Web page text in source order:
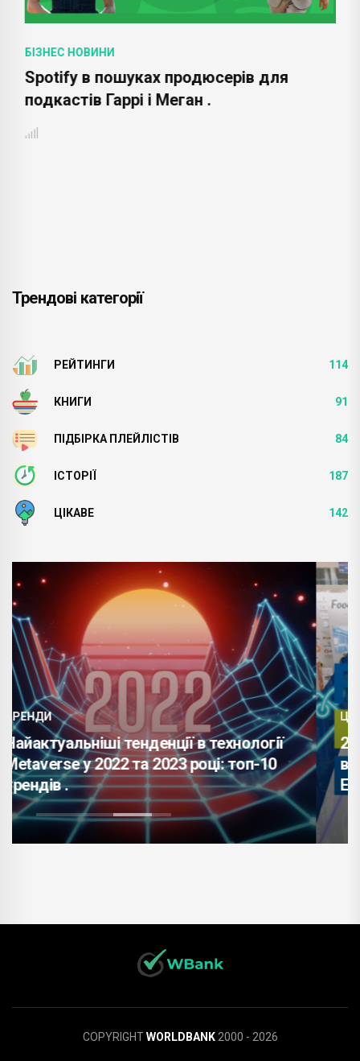
БІЗНЕС НОВИНИ
Spotify в пошуках продюсерів для
подкастів Гаррі і Меган .
Трендові категорії
РЕЙТИНГИ 114
КНИГИ 91
ПІДБІРКА ПЛЕЙЛІСТІВ 84
ІСТОРІЇ 187
ЦІКАВЕ 142
10
ЦІКАВІ ЗАХОДИ
24-25 червня у Відні, Австрія,
виставка франчайзингу (Franchise
Expo 2022) .
COPYRIGHTWORLDBANK2000 - 2026